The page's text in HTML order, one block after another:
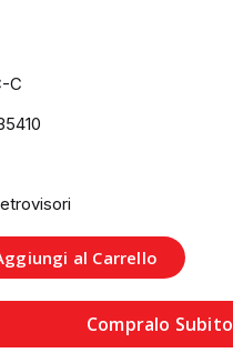
C
al Carrello
Compralo Subito